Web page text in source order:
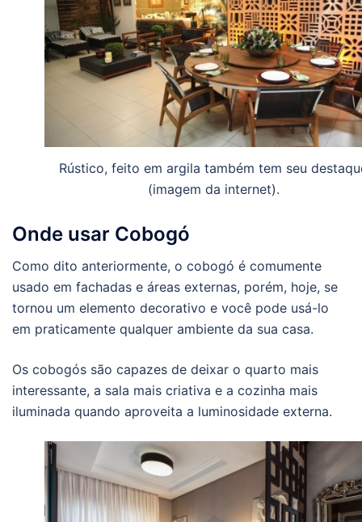
Rústico, feito em argila também tem seu
(imagem da internet).
Onde usar Cobogó
Como dito anteriormente, o cobogó é comumente
usado em fachadas e áreas externas, porém, hoje, se
tornou um elemento decorativo e você pode usá-lo
em praticamente qualquer ambiente da sua casa.
Os cobogós são capazes de deixar o quarto mais
interessante, a sala mais criativa e a cozinha mais
iluminada quando aproveita a luminosidade externa.